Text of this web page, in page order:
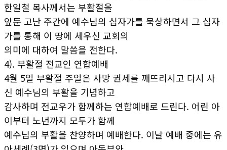
한일철 목사께서는 부활절을
앞둔 고난 주간에 예수님의 십자가를 묵상하면서 그 십자
가를 통해 이 땅에 세우신 교회의
의미에 대하여 말씀을 전한다.
4). 부활절 전교인 연합예배
4월 5일 부활절 주일은 사망 권세를 깨뜨리시고 다시 사
신 예수님의 부활을 기념하고
감사하며 전교우가 함께하는 연합예배로 드린다. 어린 아
이부터 노년까지 모두가 함께
예수님의 부활을 찬양하며 예배한다. 이날 예배 중에는 유